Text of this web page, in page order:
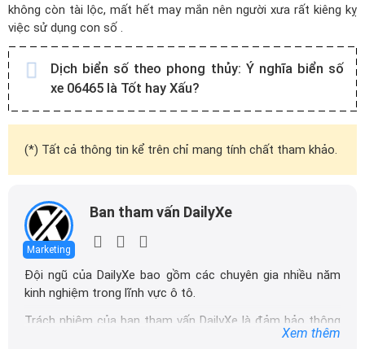
không còn tài lộc, mất hết may mắn nên người xưa rất kiêng kỵ
việc sử dụng con số .
Dịch biển số theo phong thủy: Ý nghĩa biển số
xe 06465 là Tốt hay Xấu?
(*) Tất cả thông tin kể trên chỉ mang tính chất tham khảo.
Marketing
Ban tham vấn DailyXe
Đội ngũ của DailyXe bao gồm các chuyên gia nhiều năm
kinh nghiệm trong lĩnh vực ô tô.
Trách nhiệm của ban tham vấn DailyXe là đảm bảo thông
tin chính xác được đăng tải trên dailyxe.com.vn, thường
Xem thêm